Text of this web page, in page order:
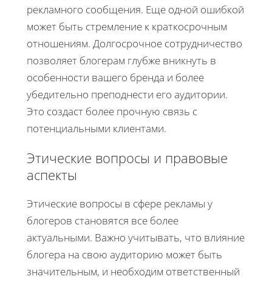
рекламного сообщения. Еще одной ошибкой
может быть стремление к краткосрочным
отношениям. Долгосрочное сотрудничество
позволяет блогерам глубже вникнуть в
особенности вашего бренда и более
убедительно преподнести его аудитории.
Это создаст более прочную связь с
потенциальными клиентами.
Этические вопросы и правовые
аспекты
Этические вопросы в сфере рекламы у
блогеров становятся все более
актуальными. Важно учитывать, что влияние
блогера на свою аудиторию может быть
значительным, и необходим ответственный